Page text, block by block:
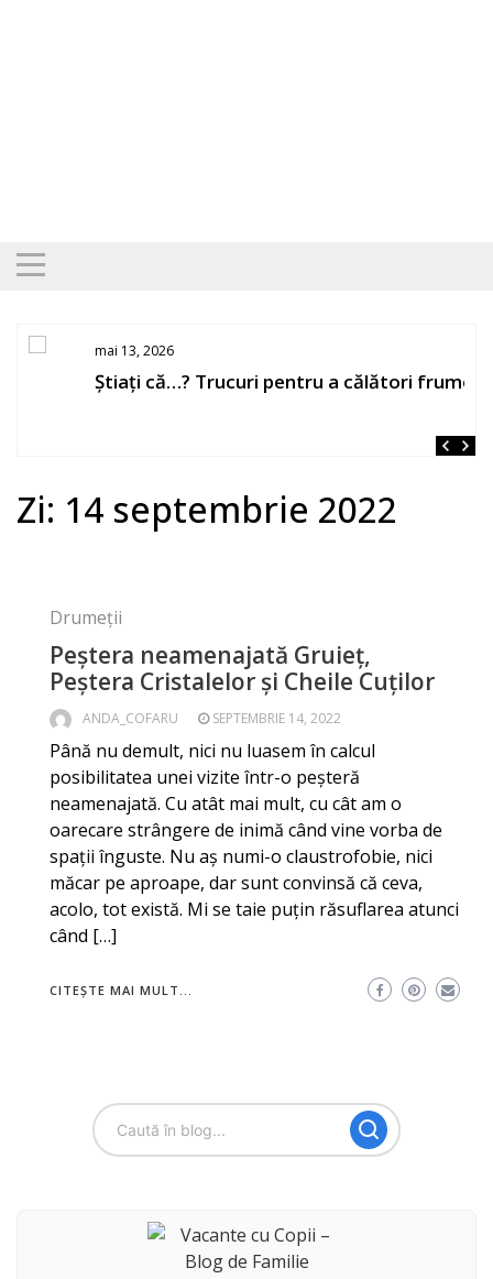
mai 13, 2026
Știați că…? Trucuri pentru a călători frumos
Zi: 14 septembrie 2022
Drumeții
Peștera neamenajată Gruieț,
Peștera Cristalelor și Cheile Cuților
ANDA_COFARU SEPTEMBRIE 14, 2022
Până nu demult, nici nu luasem în calcul
posibilitatea unei vizite într-o peșteră
neamenajată. Cu atât mai mult, cu cât am o
oarecare strângere de inimă când vine vorba de
spații înguste. Nu aș numi-o claustrofobie, nici
măcar pe aproape, dar sunt convinsă că ceva,
acolo, tot există. Mi se taie puțin răsuflarea atunci
când […]
CITEȘTE MAI MULT...